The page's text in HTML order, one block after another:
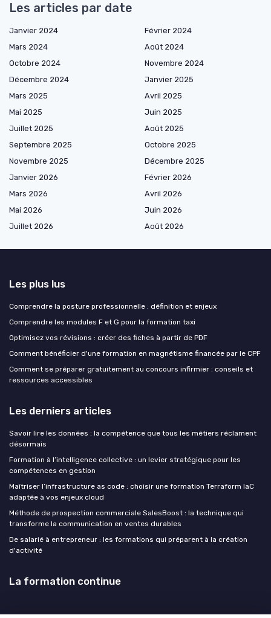
Les articles par date
Janvier 2024
Février 2024
Mars 2024
Août 2024
Octobre 2024
Novembre 2024
Décembre 2024
Janvier 2025
Mars 2025
Avril 2025
Mai 2025
Juin 2025
Juillet 2025
Août 2025
Septembre 2025
Octobre 2025
Novembre 2025
Décembre 2025
Janvier 2026
Février 2026
Mars 2026
Avril 2026
Mai 2026
Juin 2026
Juillet 2026
Août 2026
Les plus lus
Comprendre la posture professionnelle : définition et enjeux
Comprendre les modules F et G pour la formation taxi
Optimisez vos révisions : créer des fiches à partir de PDF
Comment bénéficier d'une formation en magnétisme financée par le CPF
Comment se préparer gratuitement au concours infirmier : conseils et
ressources accessibles
Les derniers articles
Savoir lire les données : la compétence que tous les métiers réclament
désormais
Formation à l’intelligence collective : un levier stratégique pour les
compétences en gestion
Maîtriser l’infrastructure as code : choisir une formation Terraform IaC
adaptée à vos enjeux cloud
Méthode de prospection commerciale SalesBoost : la technique qui
transforme la communication en ventes durables
De salarié à entrepreneur : les formations qui préparent à la création
d'activité
La formation continue